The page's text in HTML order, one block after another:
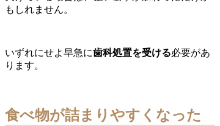
もしれません。
いずれにせよ早急に歯科処置を受ける必要があ
ります。
食べ物が詰まりやすくなった